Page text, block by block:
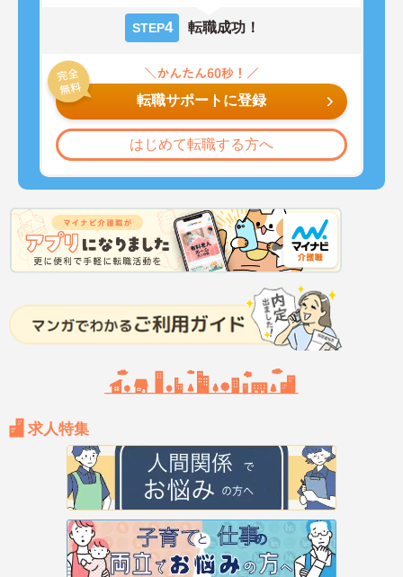
STEP4 転職成功！
転職サポートに登録
はじめて転職する方へ
求人特集